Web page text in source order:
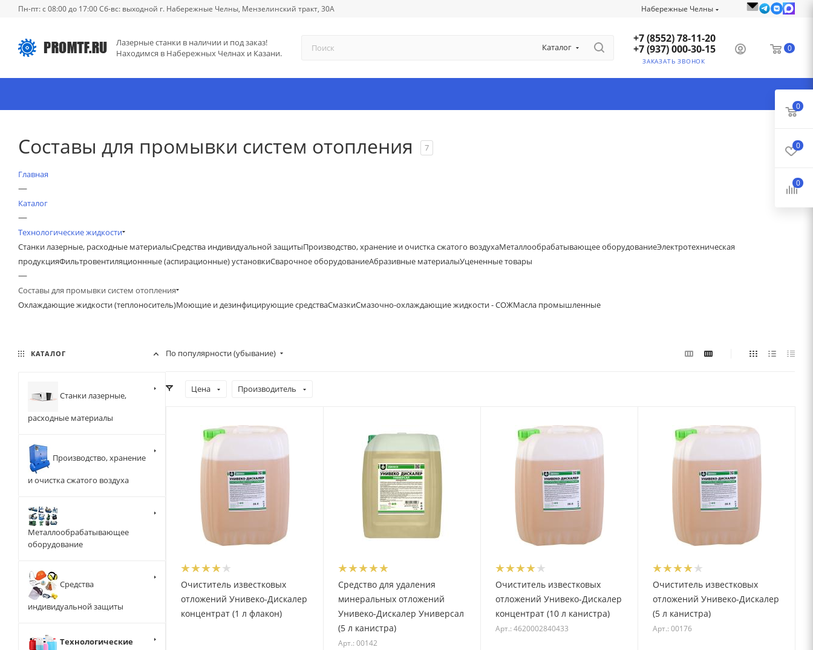
Пн-пт: с 08:00 до 17:00 Сб-вс: выходной г. Набережные Челны, Мензелинский тракт, 30А Набережные Челны
Лазерные станки в наличии и под заказ!
Находимся в Набережных Челнах и Казани.
Каталог
+7 (8552) 78-11-20
+7 (937) 000-30-15
ЗАКАЗАТЬ ЗВОНОК
0
Составы для промывки систем отопления 7
Главная
—
Каталог
—
Технологические жидкости
Станки лазерные, расходные материалыСредства индивидуальной защитыПроизводство, хранение и очистка сжатого воздухаМеталлообрабатывающее оборудованиеЭлектротехническая
продукцияФильтровентиляционнные (аспирационные) установкиСварочное оборудованиеАбразивные материалыУцененные товары
—
Составы для промывки систем отопления
Охлаждающие жидкости (теплоноситель)Моющие и дезинфицирующие средстваСмазкиСмазочно-охлаждающие жидкости - СОЖМасла промышленные
По популярности (убывание)
Цена Производитель
Очиститель известковых
отложений Унивеко-Дискалер
концентрат (1 л флакон)
Средство для удаления
минеральных отложений
Унивеко-Дискалер Универсал
(5 л канистра)
Арт.: 00142
Очиститель известковых
отложений Унивеко-Дискалер
концентрат (10 л канистра)
Арт.: 4620002840433
Очиститель известковых
отложений Унивеко-Дискалер
(5 л канистра)
Арт.: 00176
КАТАЛОГ
Станки лазерные,
расходные материалы
Производство, хранение
и очистка сжатого воздуха
Металлообрабатывающее
оборудование
Средства
индивидуальной защиты
Технологические
0
0
0